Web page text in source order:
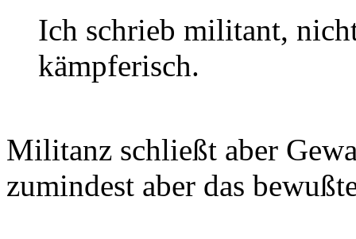
Ich schrieb militant,
kämpferisch.
Militanz schließt aber
zumindest aber das